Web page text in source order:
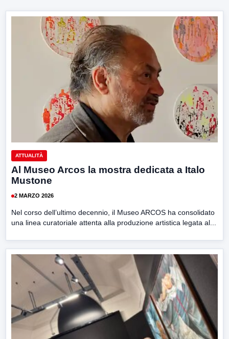
ATTUALITÀ
Al Museo Arcos la mostra dedicata a Italo
Mustone
2 MARZO 2026
Nel corso dell’ultimo decennio, il Museo ARCOS ha consolidato
una linea curatoriale attenta alla produzione artistica legata al...